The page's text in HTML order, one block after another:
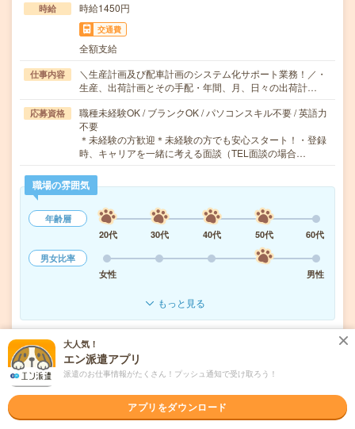
時給 時給1450円
交通費
全額支給
仕事内容
＼生産計画及び配車計画のシステム化サポート業務！／・
生産、出荷計画とその手配・年間、月、日々の出荷計…
応募資格
職種未経験OK / ブランクOK / パソコンスキル不要 / 英語力
不要
＊未経験の方歓迎＊未経験の方でも安心スタート！・登録
時、キャリアを一緒に考える面談（TEL面談の場合…
職場の雰囲気
年齢層
20代
30代 40代 50代
60代
男女比率
女性
男性
もっと見る
気になる!
未読
大人気！
エン派遣アプリ
派遣のお仕事情報がたくさん！プッシュ通知で受け取ろう！
アプリをダウンロード